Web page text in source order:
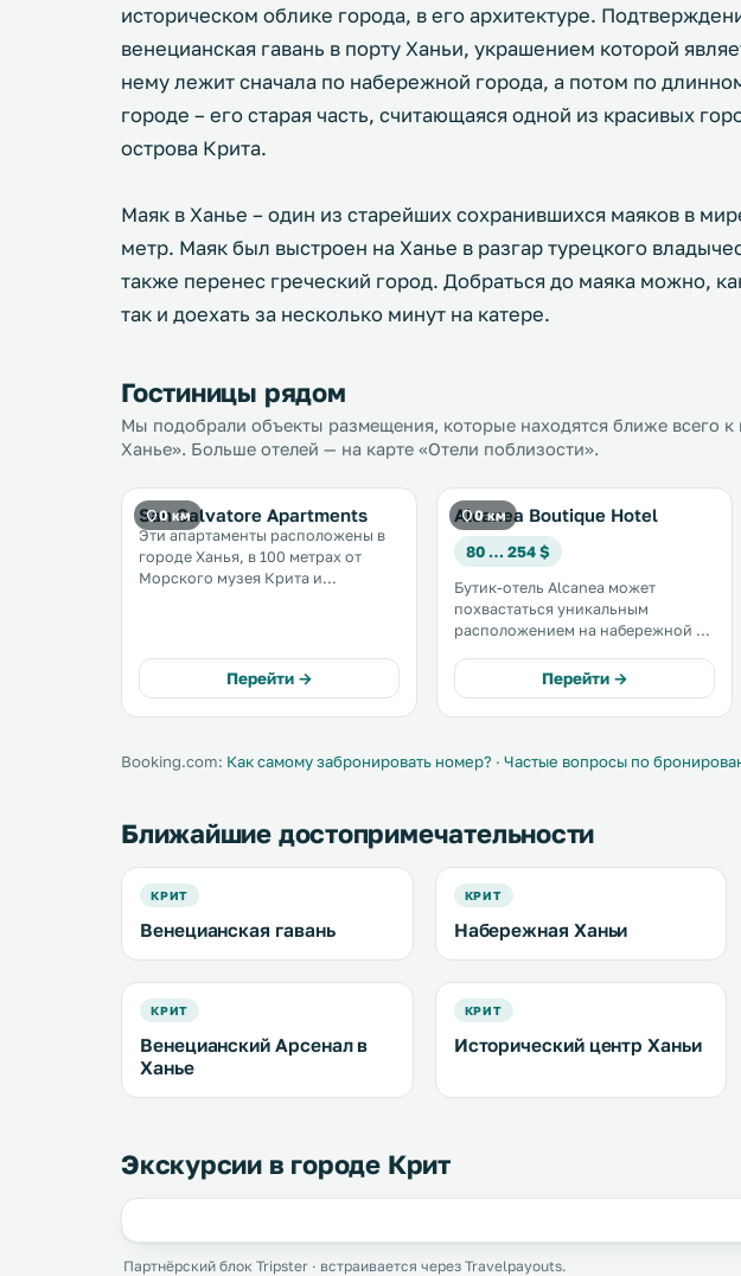
историческом облике города, в его архитектуре.
венецианская гавань в порту Ханьи, украшением которой
нему лежит сначала по набережной города, а потом по
городе – его старая часть, считающаяся одной из красивых
острова Крита.
Маяк в Ханье – один из старейших сохранившихся маяков в
метр. Маяк был выстроен на Ханье в разгар турецкого
также перенес греческий город. Добраться до маяка можно,
так и доехать за несколько минут на катере.
Гостиницы рядом
Мы подобрали объекты размещения, которые находятся ближе всего к
Ханье». Больше отелей — на карте «Отели поблизости».
0 км
San Salvatore Apartments
Эти апартаменты расположены в
городе Ханья, в 100 метрах от
Морского музея Крита и
парковка на территории. Из окон
открывается вид на море. .
Перейти →
0 км
Alcanea Boutique Hotel
80 … 254 $
Бутик-отель Alcanea может
похвастаться уникальным
расположением на набережной в
находится в историческом
здании, имеет винный бар и
элегантный внутренний двор с
живописный вид на Старый порт. .
Перейти →
Booking.com: Как самому забронировать номер? · Частые вопросы по
Ближайшие достопримечательности
КРИТ
Венецианская гавань
КРИТ
Набережная Ханьи
КРИТ
Венецианский Арсенал в
Ханье
КРИТ
Исторический центр Ханьи
Экскурсии в городе Крит
Партнёрский блок Tripster · встраивается через Travelpayouts.